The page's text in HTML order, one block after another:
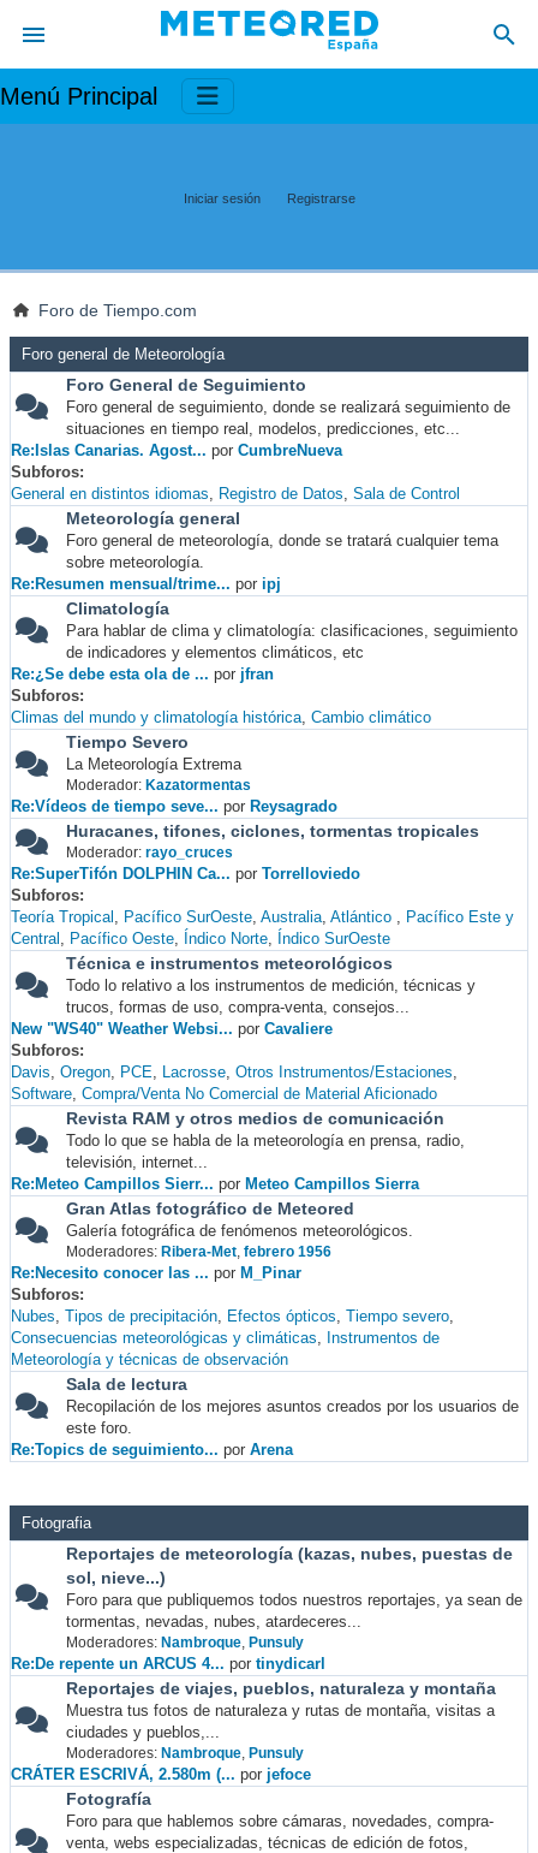
Menú Principal
Iniciar sesión Registrarse
Foro de Tiempo.com
Foro general de Meteorología
Foro General de Seguimiento
Foro general de seguimiento, donde se realizará seguimiento de
situaciones en tiempo real, modelos, predicciones, etc...
Re:Islas Canarias. Agost... por CumbreNueva
Subforos
General en distintos idiomas
Registro de Datos Sala de Control
Meteorología general
Foro general de meteorología, donde se tratará cualquier tema
sobre meteorología.
Re:Resumen mensual/trime... por ipj
Climatología
Para hablar de clima y climatología: clasificaciones, seguimiento
de indicadores y elementos climáticos, etc
Re:¿Se debe esta ola de ... por jfran
Subforos
Climas del mundo y climatología histórica Cambio climático
Tiempo Severo
La Meteorología Extrema
Moderador: Kazatormentas
Re:Vídeos de tiempo seve... por Reysagrado
Huracanes, tifones, ciclones, tormentas tropicales
Moderador: rayo_cruces
Re:SuperTifón DOLPHIN Ca... por Torrelloviedo
Subforos
Teoría Tropical
Pacífico SurOeste Australia Atlántico
Pacífico Este y
Central
Pacífico Oeste Índico Norte Índico SurOeste
Técnica e instrumentos meteorológicos
Todo lo relativo a los instrumentos de medición, técnicas y
trucos, formas de uso, compra-venta, consejos...
New "WS40" Weather Websi... por Cavaliere
Subforos
Davis Oregon PCE Lacrosse Otros Instrumentos/Estaciones
Software Compra/Venta No Comercial de Material Aficionado
Revista RAM y otros medios de comunicación
Todo lo que se habla de la meteorología en prensa, radio,
televisión, internet...
Re:Meteo Campillos Sierr... por Meteo Campillos Sierra
Gran Atlas fotográfico de Meteored
Galería fotográfica de fenómenos meteorológicos.
Moderadores: Ribera-Met, febrero 1956
Re:Necesito conocer las ... por M_Pinar
Subforos
Nubes Tipos de precipitación Efectos ópticos Tiempo severo
Consecuencias meteorológicas y climáticas
Instrumentos de
Meteorología y técnicas de observación
Sala de lectura
Recopilación de los mejores asuntos creados por los usuarios de
este foro.
Re:Topics de seguimiento... por Arena
Fotografia
Reportajes de meteorología (kazas, nubes, puestas de
sol, nieve...)
Foro para que publiquemos todos nuestros reportajes, ya sean de
tormentas, nevadas, nubes, atardeceres...
Moderadores: Nambroque, Punsuly
Re:De repente un ARCUS 4... por tinydicarl
Reportajes de viajes, pueblos, naturaleza y montaña
Muestra tus fotos de naturaleza y rutas de montaña, visitas a
ciudades y pueblos,...
Moderadores: Nambroque, Punsuly
CRÁTER ESCRIVÁ, 2.580m (... por jefoce
Fotografía
Foro para que hablemos sobre cámaras, novedades, compra-
venta, webs especializadas, técnicas de edición de fotos,